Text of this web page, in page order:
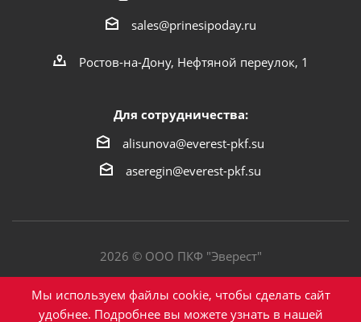
sales@prinesipoday.ru
Ростов-на-Дону, Нефтяной переулок, 1
Для сотрудничества:
alisunova@everest-pkf.su
aseregin@everest-pkf.su
2026 © ООО ПКФ "Эверест"
Политика конфиденциальности
Мы используем файлы cookie, чтобы сделать сайт
удобнее. Подробнее вы можете узнать в нашей